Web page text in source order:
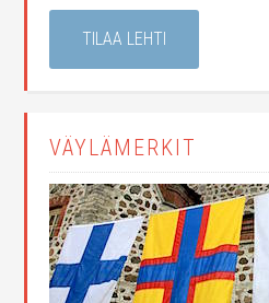
TILAA LEHTI
VÄYLÄMERKIT